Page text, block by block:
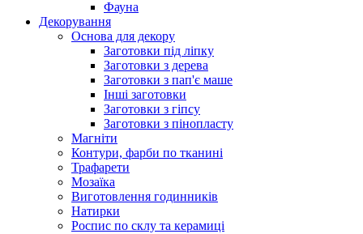
Фауна
Декорування
Основа для декору
Заготовки під ліпку
Заготовки з дерева
Заготовки з пап'є маше
Інші заготовки
Заготовки з гіпсу
Заготовки з пінопласту
Магніти
Контури, фарби по тканині
Трафарети
Мозаїка
Виготовлення годинників
Натирки
Роспис по склу та керамиці